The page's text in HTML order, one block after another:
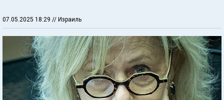
07.05.2025 18:29 // Израиль